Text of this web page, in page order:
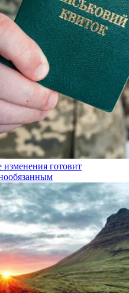
готовит